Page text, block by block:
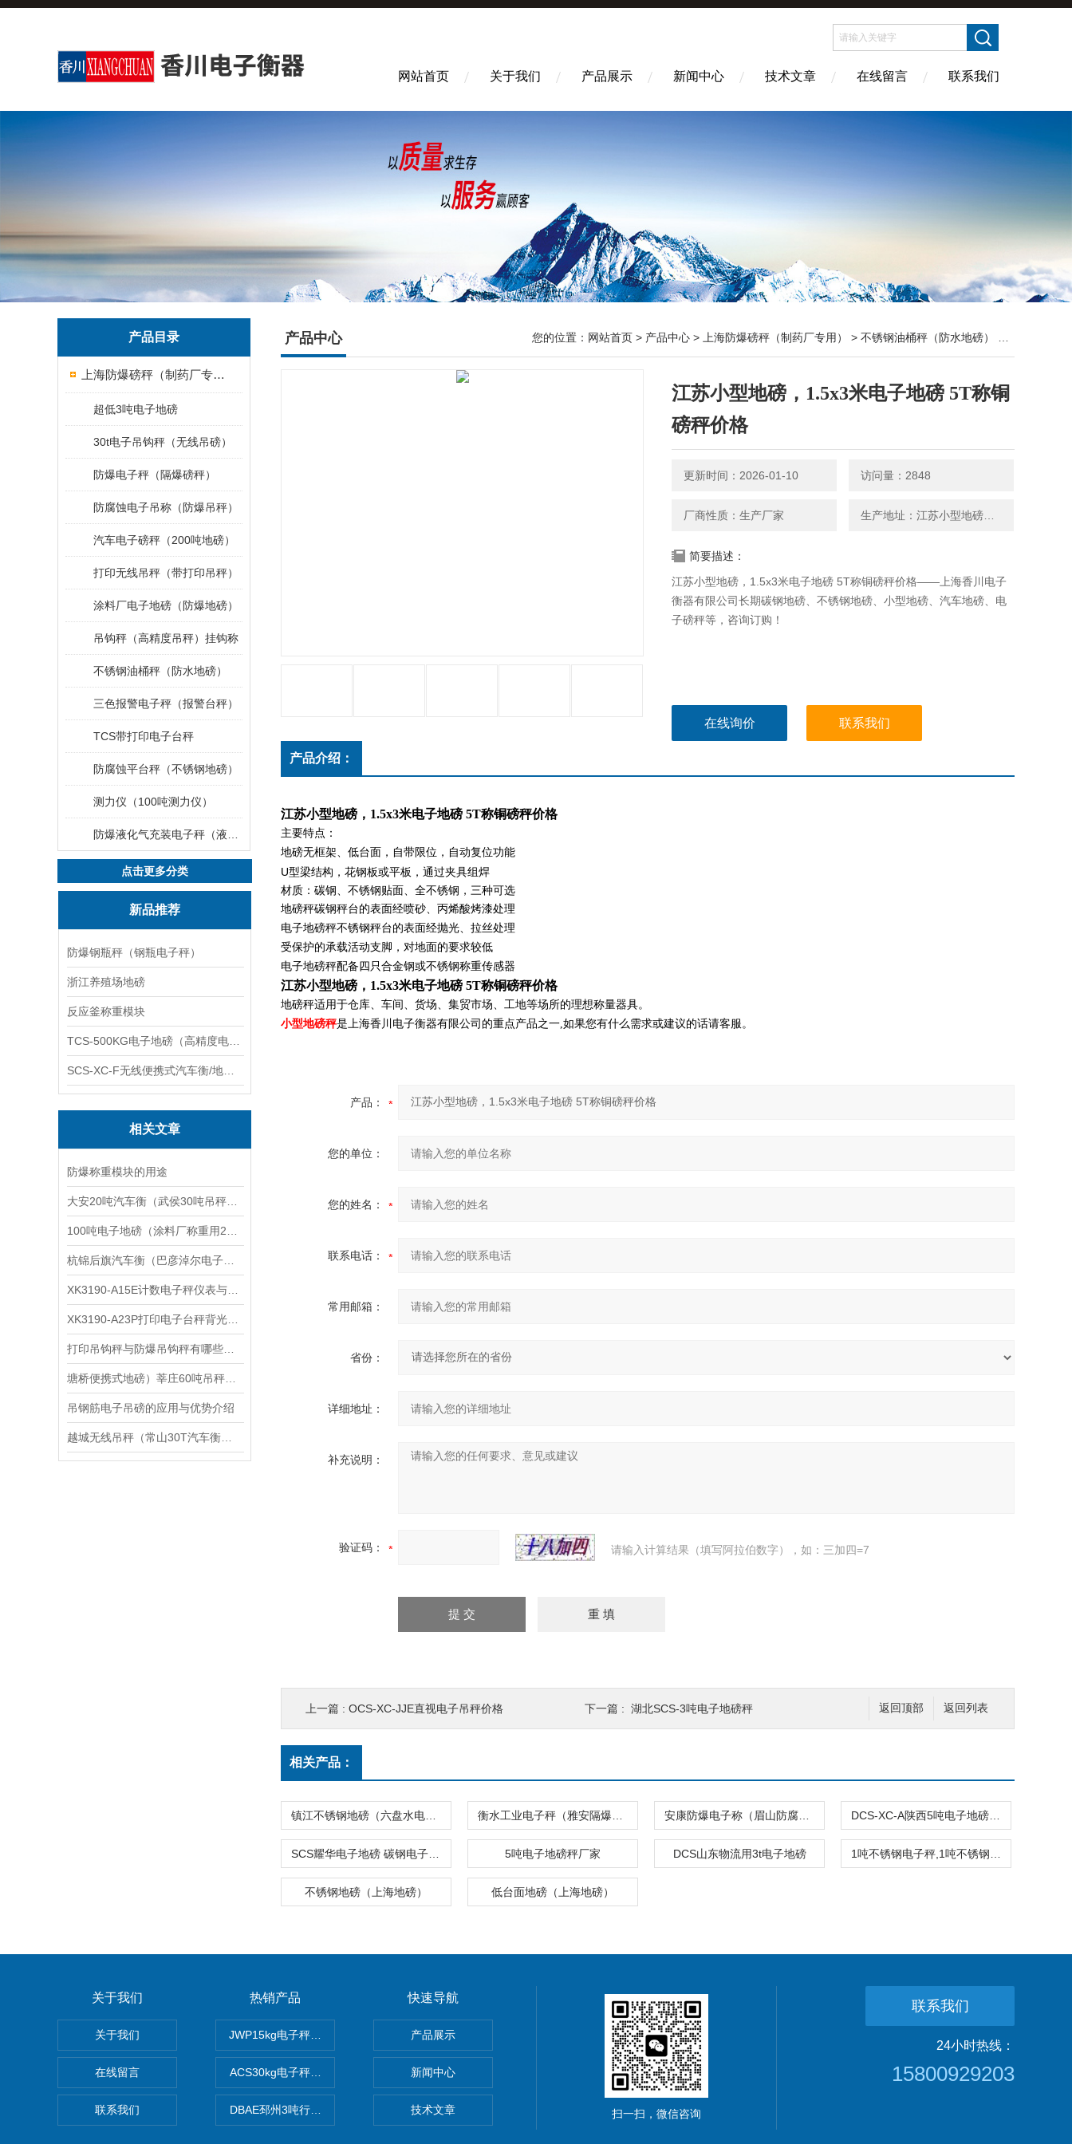
网站首页 关于我们 产品展示 新闻中心 技术文章 在线留言 联系我们
产品目录
上海防爆磅秤（制药厂专用）
超低3吨电子地磅
30t电子吊钩秤（无线吊磅）
防爆电子秤（隔爆磅秤）
防腐蚀电子吊称（防爆吊秤）
汽车电子磅秤（200吨地磅）
打印无线吊秤（带打印吊秤）
涂料厂电子地磅（防爆地磅）
吊钩秤（高精度吊秤）挂钩称
不锈钢油桶秤（防水地磅）
三色报警电子秤（报警台秤）
TCS带打印电子台秤
防腐蚀平台秤（不锈钢地磅）
测力仪（100吨测力仪）
点击更多分类
新品推荐
防爆钢瓶秤（钢瓶电子秤）
浙江养殖场地磅
反应釜称重模块
相关文章
防爆称重模块的用途
吊钢筋电子吊磅的应用与优势介绍
产品中心 您的位置： 网站首页 > 产品中心 > 上海防爆磅秤（制药厂专用） > 不锈钢油桶秤（防水地磅）
江苏小型地磅，1.5x3米电子地磅 5T称铜
磅秤价格
更新时间：2026-01-10 访问量：2848
厂商性质：生产厂家
简要描述：
江苏小型地磅，1.5x3米电子地磅 5T称铜磅秤价格——上海香川电子
衡器有限公司长期碳钢地磅、不锈钢地磅、小型地磅、汽车地磅、电
子磅秤等，咨询订购！
在线询价 联系我们
产品介绍：
江苏小型地磅，1.5x3米电子地磅 5T称铜磅秤价格
主要特点：
地磅无框架、低台面，自带限位，自动复位功能
U型梁结构，花钢板或平板，通过夹具组焊
材质：碳钢、不锈钢贴面、全不锈钢，三种可选
地磅秤碳钢秤台的表面经喷砂、丙烯酸烤漆处理
电子地磅秤不锈钢秤台的表面经抛光、拉丝处理
受保护的承载活动支脚，对地面的要求较低
电子地磅秤配备四只合金钢或不锈钢称重传感器
江苏小型地磅，1.5x3米电子地磅 5T称铜磅秤价格
地磅秤适用于仓库、车间、货场、集贸市场、工地等场所的理想称量器具。
小型地磅秤是上海香川电子衡器有限公司的重点产品之一,如果您有什么需求或建议的话请客服。
产品：
您的单位：
您的姓名：
联系电话：
常用邮箱：
省份：
详细地址：
补充说明：
验证码： 请输入计算结果（填写阿拉伯数字），如：三加四=7
返回列表
返回顶部
上一篇 : OCS-XC-JJE直视电子吊秤价格 下一篇 : 湖北SCS-3吨电子地磅秤
相关产品：
5吨电子地磅秤厂家 DCS山东物流用3t电子地磅
不锈钢地磅（上海地磅） 低台面地磅（上海地磅）
关于我们
关于我们
在线留言
联系我们
热销产品
JWP15kg电子秤价格,15公斤电子秤价钱,15KG电子称报价
ACS30kg电子秤价格,30公斤电子秤价钱,30KG电子称报价
DBAE邳州3吨行车电子吊秤、常州10吨行车电子吊秤、金坛15吨电子吊钩秤厂价优惠
快速导航
产品展示
新闻中心
技术文章 扫一扫，微信咨询
联系我们
24小时热线：
15800929203